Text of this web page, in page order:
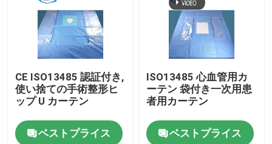
血管記録法はパックをおおう
Cセクション手術用ドレープ
出産キット
眼科 外科用 布団
CE ISO13485 認証付き,
使い捨ての手術整形ヒ
ップ U カーテン
ベストプライス
ISO13485 心血管用カ
ーテン 袋付き一次用患
者用カーテン
ベストプライス